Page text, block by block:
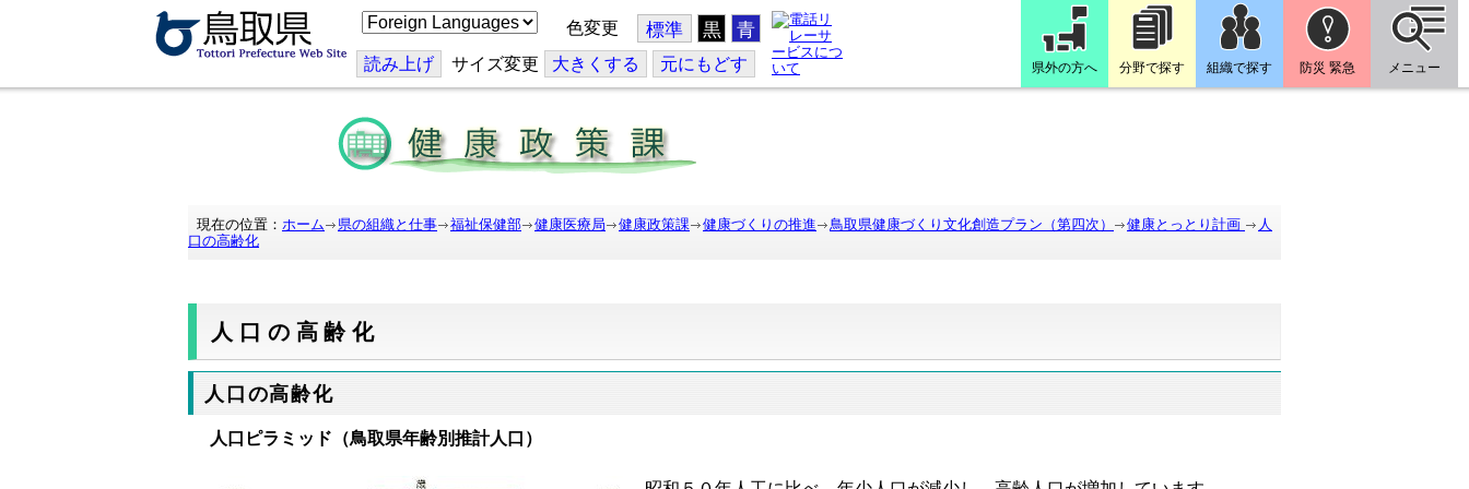
こ
の
ジ
を
訳
す
る
色変更 標準 黒 青
読み上げ サイズ変更 大きくする 元にもどす 県外の方へ 分野で探す 組織で探す 防災 緊急 メニュー
現在の位置： ホーム 県の組織と仕事 福祉保健部 健康医療局 健康政策課 健康づくりの推進 鳥取県健康づくり文化創造プラン（第四次） 健康とっとり計画
人
口の高齢化
人口の高齢化
人口の高齢化
人口ピラミッド（鳥取県年齢別推計人口）